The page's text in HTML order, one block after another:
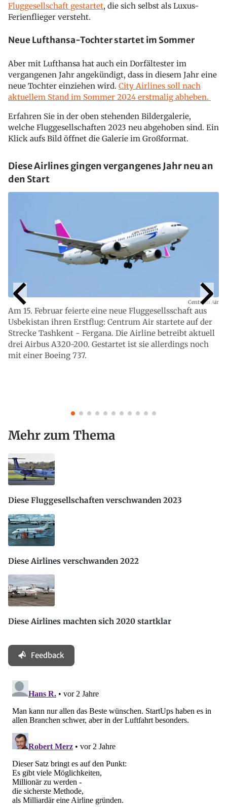
Fluggesellschaft gestartet, die sich selbst als Luxus-
Ferienflieger versteht.
Neue Lufthansa-Tochter startet im Sommer
Aber mit Lufthansa hat auch ein Dorfältester im
vergangenen Jahr angekündigt, dass in diesem Jahr eine
neue Tochter einziehen wird. City Airlines soll nach
aktuellem Stand im Sommer 2024 erstmalig abheben.
Erfahren Sie in der oben stehenden Bildergalerie,
welche Fluggesellschaften 2023 neu abgehoben sind. Ein
Klick aufs Bild öffnet die Galerie im Großformat.
Diese Airlines gingen vergangenes Jahr neu an
den Start
Am 15. Februar feierte eine neue Fluggesellsschaft aus
Usbekistan ihren Erstflug: Centrum Air startete auf der
Strecke Tashkent - Fergana. Die Airline betreibt aktuell
drei Airbus A320-200. Gestartet ist sie allerdings noch
mit einer Boeing 737.
Centrum Air
Mehr zum Thema
Diese Fluggesellschaften verschwanden 2023
Diese Airlines verschwanden 2022
Diese Airlines machten sich 2020 startklar
Feedback